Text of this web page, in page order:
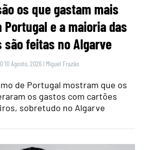
os que gastam mais
e a maioria das
são feitas no Algarve
10 Agosto, 2026 | Miguel Frazão
de Portugal mostram que os
os gastos com cartões
sobretudo no Algarve